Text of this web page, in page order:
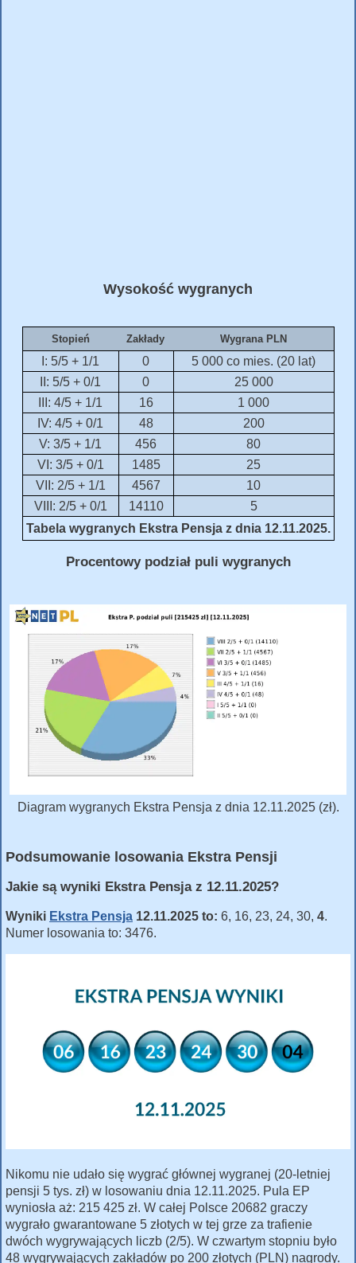
Wysokość wygranych
Stopień Zakłady Wygrana PLN
I: 5/5 + 1/1 0
5 000 co mies. (20 lat)
II: 5/5 + 0/1
0
25 000
III: 4/5 + 1/1
16
1 000
IV: 4/5 + 0/1
48
200
V: 3/5 + 1/1
456
80
VI: 3/5 + 0/1
1485
25
VII: 2/5 + 1/1
4567
10
VIII: 2/5 + 0/1
14110
5
Tabela wygranych Ekstra Pensja z dnia 12.11.2025.
Procentowy podział puli wygranych
Diagram wygranych Ekstra Pensja z dnia 12.11.2025 (zł).
Podsumowanie losowania Ekstra Pensji
Jakie są wyniki Ekstra Pensja z 12.11.2025?
Wyniki Ekstra Pensja 12.11.2025 to: 6, 16, 23, 24, 30, 4.
Numer losowania to: 3476.
Nikomu nie udało się wygrać głównej wygranej (20-letniej
pensji 5 tys. zł) w losowaniu dnia 12.11.2025. Pula EP
wyniosła aż: 215 425 zł. W całej Polsce 20682 graczy
wygrało gwarantowane 5 złotych w tej grze za trafienie
dwóch wygrywających liczb (2/5). W czwartym stopniu było
48 wygrywających zakładów po 200 złotych (PLN) nagrody.